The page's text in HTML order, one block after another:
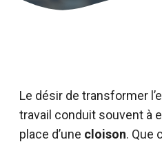
Le désir de transformer
travail conduit souvent à
place d’une cloison. Que